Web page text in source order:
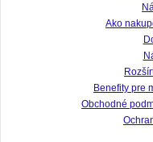
Ako
Benefity pre
Obchodné